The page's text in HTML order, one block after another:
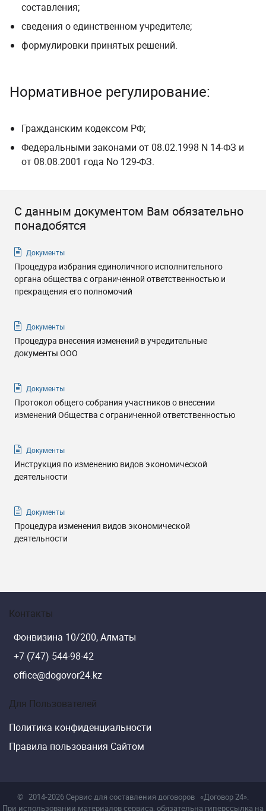
составления;
сведения о единственном учредителе;
формулировки принятых решений.
Нормативное регулирование:
Гражданским кодексом РФ;
Федеральными законами от 08.02.1998 N 14-ФЗ и
от 08.08.2001 года No 129-ФЗ.
С данным документом Вам обязательно
понадобятся
Документы
Процедура избрания единоличного исполнительного
органа общества с ограниченной ответственностью и
прекращения его полномочий
Документы
Процедура внесения изменений в учредительные
документы ООО
Документы
Протокол общего собрания участников о внесении
изменений Общества с ограниченной ответственностью
Документы
Инструкция по изменению видов экономической
деятельности
Документы
Процедура изменения видов экономической
деятельности
Контакты
Фонвизина 10/200, Алматы
+7 (747) 544-98-42
office@dogovor24.kz
Для Пользователей
Политика конфиденциальности
Правила пользования Сайтом
© 2014-2026 Сервис для составления договоров «Договор 24».
При использовании материалов сервиса, обязательна гиперссылка на